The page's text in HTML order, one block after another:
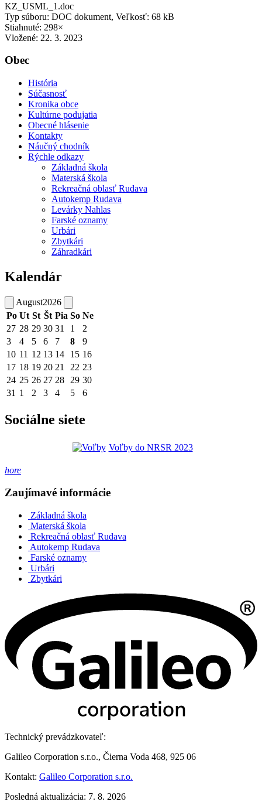
KZ_USML_1.doc
Typ súboru: DOC dokument, Veľkosť: 68 kB
Stiahnuté: 298×
Vložené: 22. 3. 2023
Obec
História
Súčasnosť
Kronika obce
Kultúrne podujatia
Obecné hlásenie
Kontakty
Náučný chodník
Rýchle odkazy
Základná škola
Materská škola
Rekreačná oblasť Rudava
Autokemp Rudava
Levárky Nahlas
Farské oznamy
Urbári
Zbytkári
Záhradkári
Kalendár
August2026
Po Ut St Št Pia So Ne
27 28 29 30 31 1
2
3
4 5 6 7 8
9
10 11 12 13 14 15 16
17 18 19 20 21 22 23
24 25 26 27 28 29 30
31 1 2 3 4 5 6
Sociálne siete
Voľby do NRSR 2023
hore
Zaujímavé informácie
Základná škola
Materská škola
Rekreačná oblasť Rudava
Autokemp Rudava
Farské oznamy
Urbári
Zbytkári
Technický prevádzkovateľ:
Galileo Corporation s.r.o., Čierna Voda 468, 925 06
Kontakt: Galileo Corporation s.r.o.
Posledná aktualizácia: 7. 8. 2026